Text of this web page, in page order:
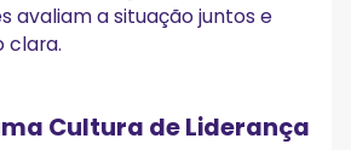
avaliam a situação juntos e
clara.
Cultura de Liderança